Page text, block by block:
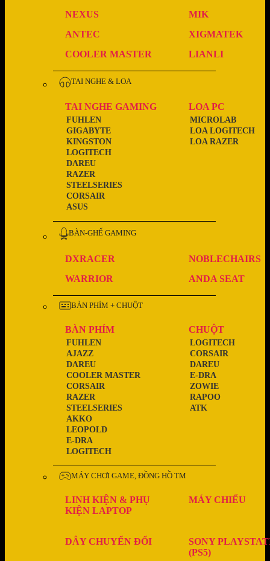
NEXUS
MIK
ANTEC
XIGMATEK
COOLER MASTER
LIANLI
TAI NGHE & LOA
TAI NGHE GAMING
ASUS
CORSAIR
STEELSERIES
RAZER
DAREU
LOGITECH
KINGSTON
GIGABYTE
FUHLEN
LOA PC
LOA RAZER
LOA LOGITECH
MICROLAB
BÀN-GHẾ GAMING
DXRACER
NOBLECHAIRS
WARRIOR
ANDA SEAT
BÀN PHÍM + CHUỘT
BÀN PHÍM
LOGITECH
E-DRA
LEOPOLD
AKKO
STEELSERIES
RAZER
CORSAIR
COOLER MASTER
DAREU
AJAZZ
FUHLEN
CHUỘT
ATK
RAPOO
ZOWIE
E-DRA
DAREU
CORSAIR
LOGITECH
MÁY CHƠI GAME, ĐỒNG HỒ TM
LINH KIỆN & PHỤ
KIỆN LAPTOP
MÁY CHIẾU
DÂY CHUYỂN ĐỔI
SONY
(PS5)